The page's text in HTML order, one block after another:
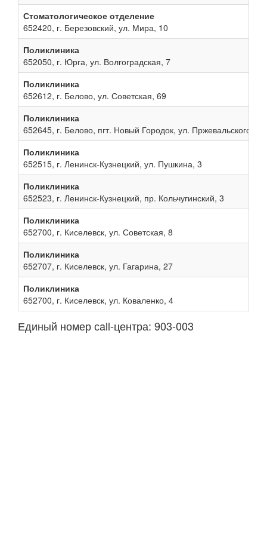
Стоматологическое отделение
652420, г. Березовский, ул. Мира, 10
Поликлиника
652050, г. Юрга, ул. Волгоградская, 7
Поликлиника
652612, г. Белово, ул. Советская, 69
Поликлиника
652645, г. Белово, пгт. Новый Городок, ул. Пржевальского, 13
Поликлиника
652515, г. Ленинск-Кузнецкий, ул. Пушкина, 3
Поликлиника
652523, г. Ленинск-Кузнецкий, пр. Кольчугинский, 3
Поликлиника
652700, г. Киселевск, ул. Советская, 8
Поликлиника
652707, г. Киселевск, ул. Гагарина, 27
Поликлиника
652700, г. Киселевск, ул. Коваленко, 4
Единый номер сall-центра: 903-003